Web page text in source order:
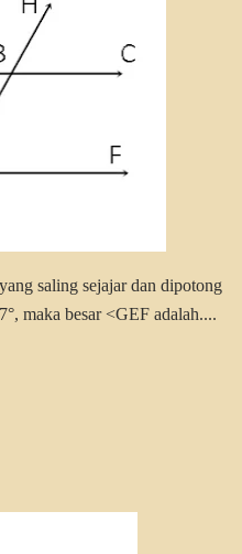
saling sejajar dan dipotong
maka besar <GEF adalah....